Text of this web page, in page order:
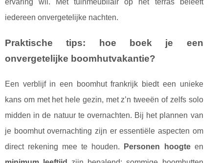
iedereen onvergetelijke nachten.
Praktische tips: hoe boek je een
onvergetelijke boomhutvakantie?
Een verblijf in een boomhut frankrijk biedt een unieke
kans om met het hele gezin, met z’n tweeën of zelfs solo
midden in de natuur te overnachten. Bij het plannen van
je boomhut overnachting zijn er essentiële aspecten om
direct rekening mee te houden.
Personen hoogteen